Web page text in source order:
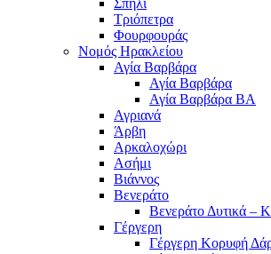
Σπήλι
Τριόπετρα
Φουρφουράς
Νομός Ηρακλείου
Αγία Βαρβάρα
Αγία Βαρβάρα
Αγία Βαρβάρα ΒΑ
Αγριανά
Άρβη
Αρκαλοχώρι
Ασήμι
Βιάννος
Βενεράτο
Βενεράτο Δυτικά –
Γέργερη
Γέργερη Κορυφή